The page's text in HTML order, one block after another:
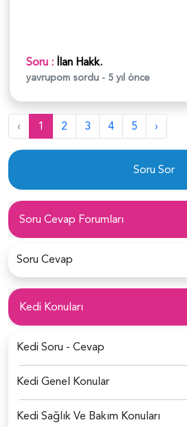
Soru Sor
Soru Cevap Forumları
Soru Cevap
Kedi Konuları
Kedi Soru - Cevap
Kedi Genel Konular
Kedi Sağlık Ve Bakım Konuları
Soru : İlan Hakk.
yavrupom sordu - 5 yıl önce
‹ 1 2 3 4 5 ›